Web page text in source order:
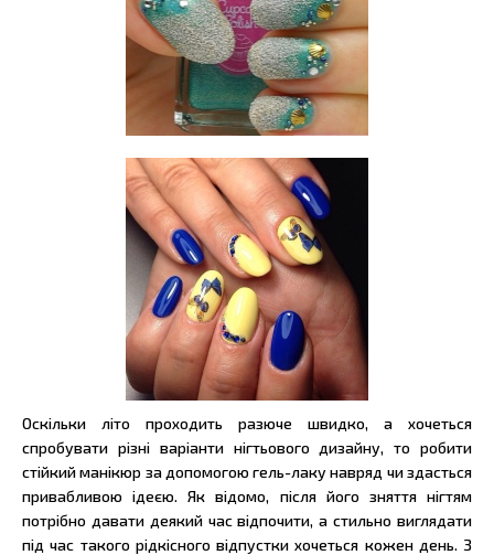
Оскільки літо проходить разюче швидко, а хочеться
спробувати різні варіанти нігтьового дизайну, то робити
стійкий манікюр за допомогою гель-лаку навряд чи здасться
привабливою ідеєю. Як відомо, після його зняття нігтям
потрібно давати деякий час відпочити, а стильно виглядати
під час такого рідкісного відпустки хочеться кожен день. З